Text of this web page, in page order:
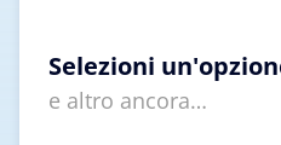
Selezioni
e altro ancora…